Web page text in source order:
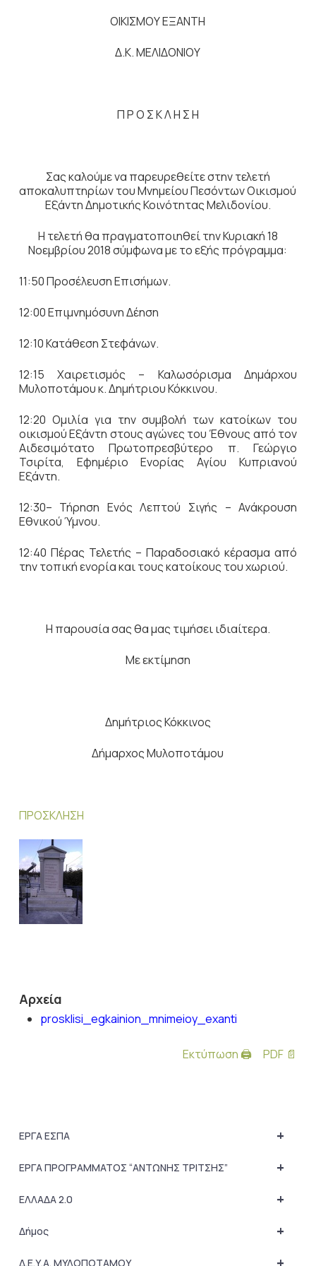
ΟΙΚΙΣΜΟΥ ΕΞΑΝΤΗ
Δ.Κ. ΜΕΛΙΔΟΝΙΟΥ
Π Ρ Ο Σ Κ Λ Η Σ Η
Σας καλούμε να παρευρεθείτε στην τελετή
αποκαλυπτηρίων του Μνημείου Πεσόντων Οικισμού
Εξάντη Δημοτικής Κοινότητας Μελιδονίου.
Η τελετή θα πραγματοποιηθεί την Κυριακή 18
Νοεμβρίου 2018 σύμφωνα με το εξής πρόγραμμα:
11:50 Προσέλευση Επισήμων.
12:00 Επιμνημόσυνη Δέηση
12:10 Κατάθεση Στεφάνων.
12:15 Χαιρετισμός – Καλωσόρισμα Δημάρχου
Μυλοποτάμου κ. Δημήτριου Κόκκινου.
12:20 Ομιλία για την συμβολή των κατοίκων του
οικισμού Εξάντη στους αγώνες του Έθνους από τον
Αιδεσιμότατο Πρωτοπρεσβύτερο π. Γεώργιο
Τσιρίτα, Εφημέριο Ενορίας Αγίου Κυπριανού
Εξάντη.
12:30– Τήρηση Ενός Λεπτού Σιγής – Ανάκρουση
Εθνικού Ύμνου.
12:40 Πέρας Τελετής – Παραδοσιακό κέρασμα από
την τοπική ενορία και τους κατοίκους του χωριού.
Η παρουσία σας θα μας τιμήσει ιδιαίτερα.
Με εκτίμηση
Δημήτριος Κόκκινος
Δήμαρχος Μυλοποτάμου
ΠΡΟΣΚΛΗΣΗ
Αρχεία
prosklisi_egkainion_mnimeioy_exanti
Εκτύπωση 🖨 PDF 📄
+
ΕΡΓΑ ΕΣΠΑ
+
ΕΡΓΑ ΠΡΟΓΡΑΜΜΑΤΟΣ “ΑΝΤΩΝΗΣ ΤΡΙΤΣΗΣ”
+
ΕΛΛΑΔΑ 2.0
+
Δήμος
Δ.Ε.Υ.Α. ΜΥΛΟΠΟΤΑΜΟΥ